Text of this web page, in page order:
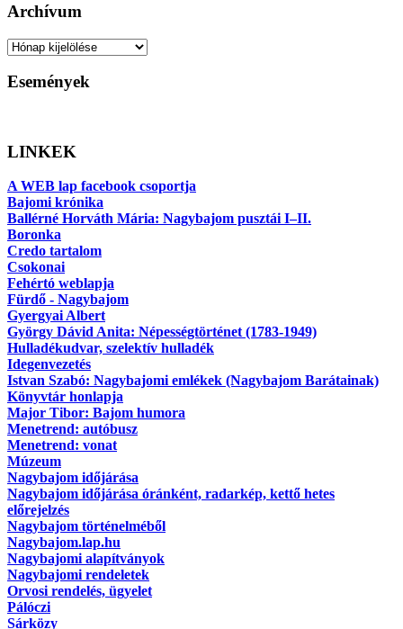
Archívum
Archívum
Események
LINKEK
A WEB lap facebook csoportja
Bajomi krónika
Ballérné Horváth Mária: Nagybajom pusztái I–II.
Boronka
Credo tartalom
Csokonai
Fehértó weblapja
Fürdő - Nagybajom
Gyergyai Albert
György Dávid Anita: Népességtörténet (1783-1949)
Hulladékudvar, szelektív hulladék
Idegenvezetés
Istvan Szabó: Nagybajomi emlékek (Nagybajom Barátainak)
Könyvtár honlapja
Major Tibor: Bajom humora
Menetrend: autóbusz
Menetrend: vonat
Múzeum
Nagybajom időjárása
Nagybajom időjárása óránként, radarkép, kettő hetes
előrejelzés
Nagybajom történelméből
Nagybajom.lap.hu
Nagybajomi alapítványok
Nagybajomi rendeletek
Orvosi rendelés, ügyelet
Pálóczi
Sárközy